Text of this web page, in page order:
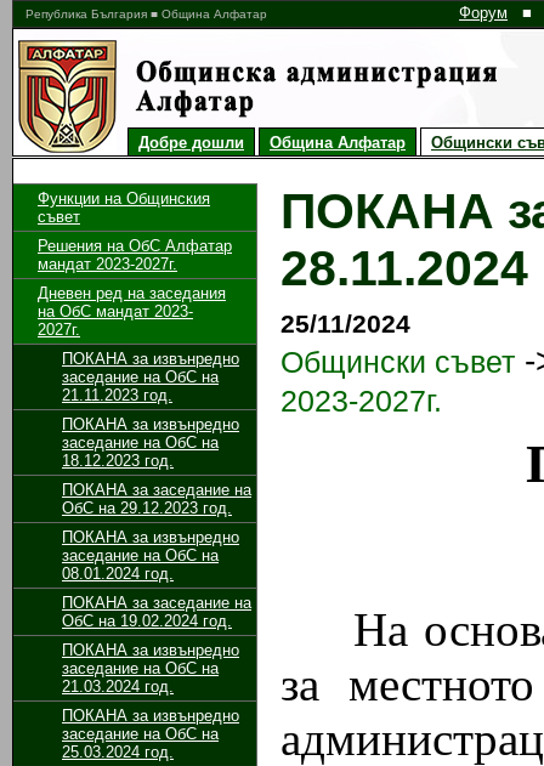
Република България ■ Община Алфатар Форум ■
Добре дошли Община Алфатар Общински
Функции на Общинския
съвет
Решения на ОбС Алфатар
мандат 2023-2027г.
Дневен ред на заседания
на ОбС мандат 2023-
2027г.
ПОКАНА за извънредно
заседание на ОбС на
21.11.2023 год.
ПОКАНА за извънредно
заседание на ОбС на
18.12.2023 год.
ПОКАНА за заседание на
ОбС на 29.12.2023 год.
ПОКАНА за извънредно
заседание на ОбС на
08.01.2024 год.
ПОКАНА за заседание на
ОбС на 19.02.2024 год.
ПОКАНА за извънредно
заседание на ОбС на
21.03.2024 год.
ПОКАНА за извънредно
заседание на ОбС на
25.03.2024 год.
ПОКАНА
28.11.2024
25/11/2024
Общински съвет
2023-2027г.
На
за